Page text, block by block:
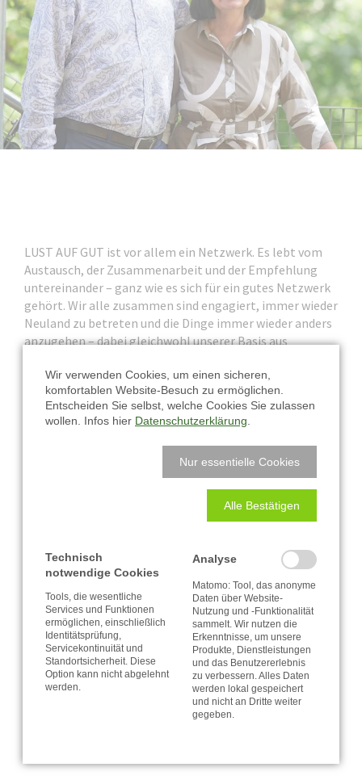
LUST AUF GUT ist vor allem ein Netzwerk. Es lebt vom
Austausch, der Zusammenarbeit und der Empfehlung
untereinander – ganz wie es sich für ein gutes Netzwerk
gehört. Wir alle zusammen sind engagiert, immer wieder
Neuland zu betreten und die Dinge immer wieder anders
anzugehen – dabei gleichwohl unserer Basis aus
bleiben.
Unsere Einwohner berichten immer wieder über gute
Kontakt, die sie durch LUST AUF GUT gewonnen haben,
bei einer Preview, im Magazin oder auf der Webseite.
Macher und Denker, Macherinnen und Denkerinnen mit
einer warteorientierten Haltung finden hier zusammen.
Schauen Sie rein und lassen Sie sich von unseren
Einwohnern auf unserer Berliner Webseite begeistern.
auf unsere Reise durch die Welt der guten Macher und
Macherinnen in Berlin. Und drum herum. Jetzt erst recht.
Bleiben Sie neugierig. Und bleiben Sie gesund
Claudia Schuhmacher-Fritz und Martin Fritz
P. S. : Wir freuen uns schon auf die nächste Preview –
Wir verwenden Cookies, um einen sicheren,
komfortablen Website-Besuch zu ermöglichen.
Entscheiden Sie selbst, welche Cookies Sie zulassen
wollen. Infos hier Datenschutzerklärung
Nur essentielle Cookies
Alle Bestätigen
Technisch
notwendige Cookies
Tools, die wesentliche
Services und Funktionen
ermöglichen, einschließlich
Identitätsprüfung,
Servicekontinuität und
Standortsicherheit. Diese
Option kann nicht abgelehnt
werden.
Analyse
Matomo: Tool, das anonyme
Daten über Website-
Nutzung und -Funktionalität
sammelt. Wir nutzen die
Erkenntnisse, um unsere
Produkte, Dienstleistungen
und das Benutzererlebnis
zu verbessern. Alles Daten
werden lokal gespeichert
und nicht an Dritte weiter
gegeben.